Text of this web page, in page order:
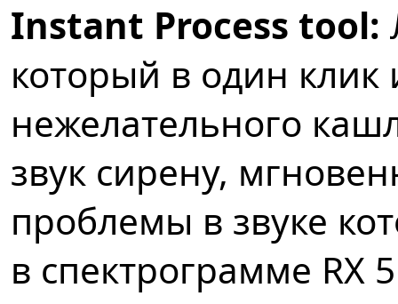
Instant Process tool:
который в один клик
нежелательного
звук сирену,
проблемы в звуке
в спектрограмме RX